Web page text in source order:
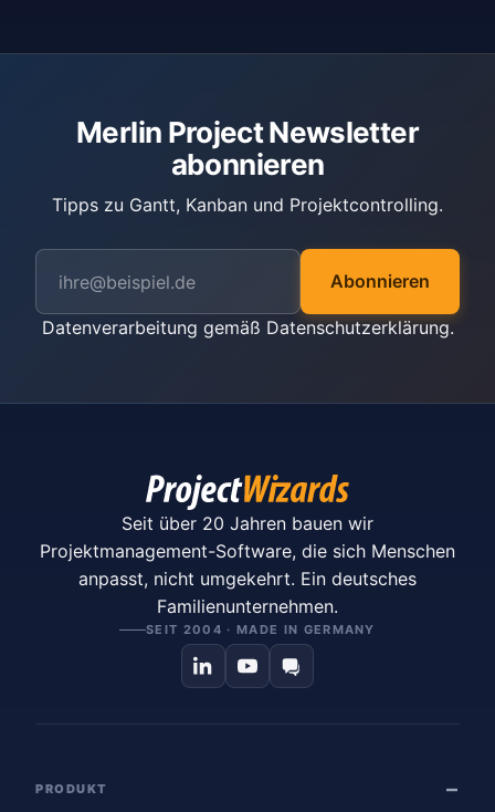
Merlin Project Newsletter
abonnieren
Tipps zu Gantt, Kanban und Projektcontrolling.
Abonnieren
Datenverarbeitung gemäß Datenschutzerklärung.
Seit über 20 Jahren bauen wir
Projektmanagement-Software, die sich Menschen
anpasst, nicht umgekehrt. Ein deutsches
Familienunternehmen.
SEIT 2004 · MADE IN GERMANY
PRODUKT